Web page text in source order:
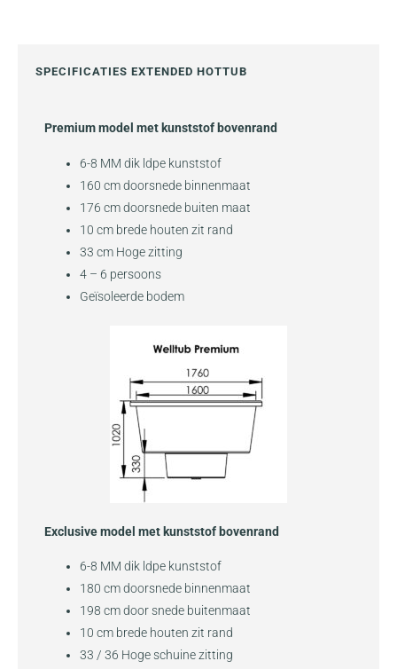
SPECIFICATIES EXTENDED HOTTUB
Premium model met kunststof bovenrand
6-8 MM dik ldpe kunststof
160 cm doorsnede binnenmaat
176 cm doorsnede buiten maat
10 cm brede houten zit rand
33 cm Hoge zitting
4 – 6 persoons
Geïsoleerde bodem
Exclusive model met kunststof bovenrand
6-8 MM dik ldpe kunststof
180 cm doorsnede binnenmaat
198 cm door snede buitenmaat
10 cm brede houten zit rand
33 / 36 Hoge schuine zitting